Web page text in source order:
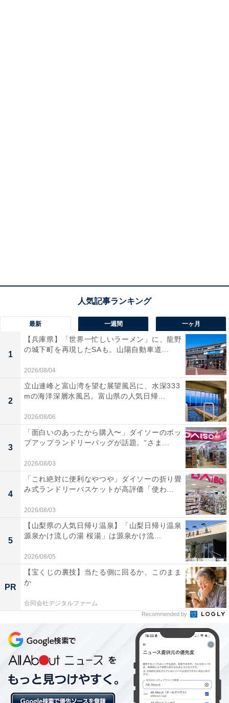
最新 一週間 一ヶ月
1
【兵庫県】「世界一忙しいラーメン」に、龍野
の城下町を再現したSAも。山陽自動車道...
2026/08/04
2
立山連峰と富山湾を望む展望風呂に、水深333
mの海洋深層水風呂。富山県の人気日帰...
2026/08/06
3
「面白いのあったから購入〜」ダイソーのポッ
プアップランドリーバッグが話題。“さま...
2026/08/03
4
「これ絶対に便利なやつや」ダイソーの折り畳
み式ランドリーバスケットが高評価「使わ...
2026/08/03
5
【山梨県の人気日帰り温泉】「山梨日帰り温泉
源泉かけ流しの湯 桜湯」は源泉かけ流...
2026/08/05
PR
【宝くじの裏技】当たる側に回るか、このまま
か
合同会社デジタルファーム
Recommended by